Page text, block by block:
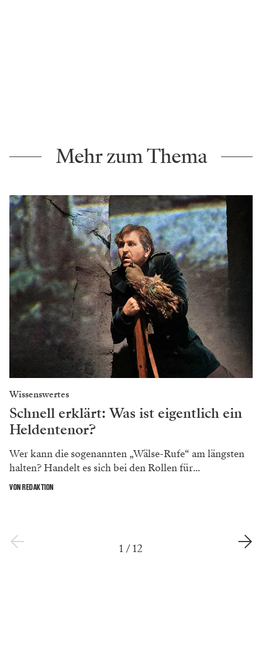
Mehr zum Thema
Wissenswertes
Schnell erklärt: Was ist eigentlich ein
Heldentenor?
Wer kann die sogenannten „Wälse-Rufe“ am längsten
halten? Handelt es sich bei den Rollen für...
VON REDAKTION
1 /12